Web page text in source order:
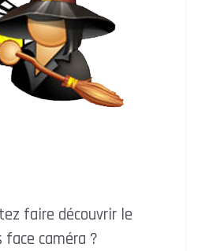
faire découvrir le
face caméra ?